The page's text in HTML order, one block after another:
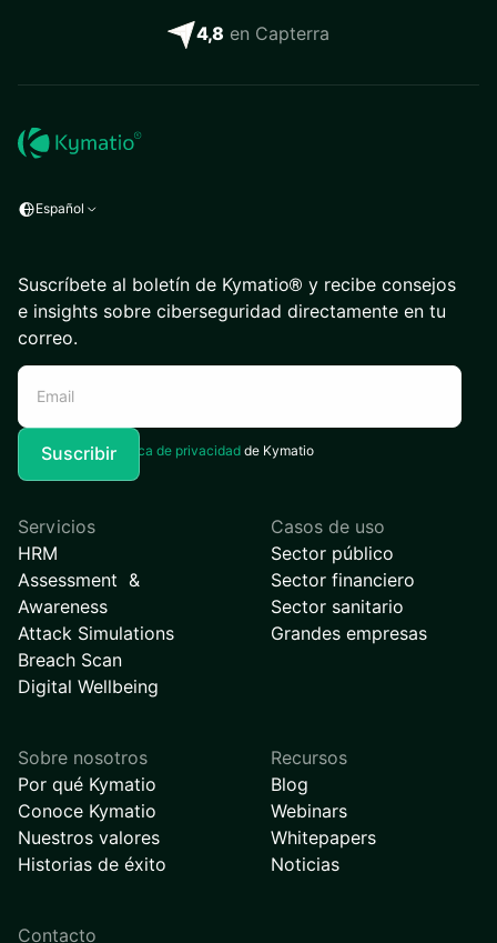
4,8 en Capterra
Español
Suscríbete al boletín de Kymatio® y recibe consejos
e insights sobre ciberseguridad directamente en tu
correo.
Acepto laPolítica de privacidad de Kymatio
Servicios
HRM
Assessment &
Awareness
Attack Simulations
Breach Scan
Digital Wellbeing
Casos de uso
Sector público
Sector financiero
Sector sanitario
Grandes empresas
Sobre nosotros
Por qué Kymatio
Conoce Kymatio
Nuestros valores
Historias de éxito
Recursos
Blog
Webinars
Whitepapers
Noticias
Contacto